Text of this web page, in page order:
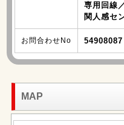
専用回線
関人感セ
お問合わせNo
MAP